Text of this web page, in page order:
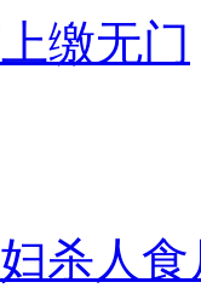
缴无门
杀人食